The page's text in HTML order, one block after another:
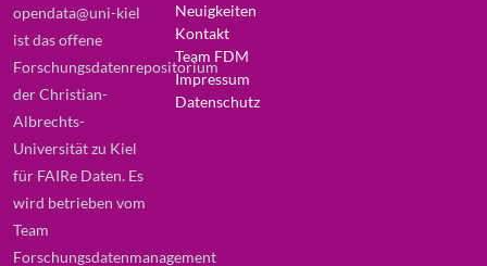
opendata@uni-kiel
ist das offene
Forschungsdatenrepositorium
der Christian-
Albrechts-
Universität zu Kiel
für FAIRe Daten. Es
wird betrieben vom
Team
Forschungsdatenmanagement
Neuigkeiten
Kontakt
Team FDM
Impressum
Datenschutz